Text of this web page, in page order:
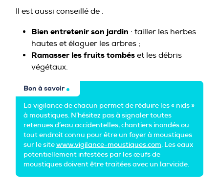
Il est aussi conseillé de :
Bien entretenir son jardin : tailler les herbes
hautes et élaguer les arbres ;
Ramasser les fruits tombés et les débris
végétaux.
Bon à savoir
La vigilance de chacun permet de réduire les « nids »
à moustiques. N’hésitez pas à signaler toutes
retenues d’eau accidentelles, chantiers inondés ou
tout endroit connu pour être un foyer à moustiques
sur le sitewww.vigilance-moustiques.com. Les eaux
potentiellement infestées par les œufs de
moustiques doivent être traitées avec un larvicide.